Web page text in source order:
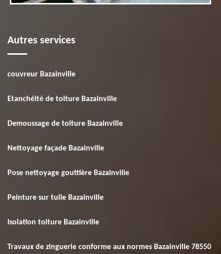
Autres services
couvreur Bazainville
Etanchéité de toiture Bazainville
Demoussage de toiture Bazainville
Nettoyage façade Bazainville
Pose nettoyage gouttière Bazainville
Peinture sur tuile Bazainville
Isolation toiture Bazainville
Travaux de zinguerie conforme aux normes Bazainville 78550